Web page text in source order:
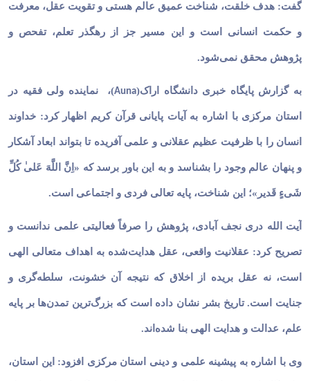
گفت: هدف خلقت، شناخت عمیق عالم هستی و تقویت عقل، معرفت
و حکمت انسانی است و این مسیر جز از رهگذر تعلم، تفحص و
پژوهش محقق نمی‌شود.
به گزارش پایگاه خبری دانشگاه اراک(Auna)، نماینده ولی فقیه در
استان مرکزی با اشاره به آیات پایانی قرآن کریم اظهار کرد: خداوند
انسان را با ظرفیت عظیم عقلانی و علمی آفریده تا بتواند ابعاد آشکار
و پنهان عالم وجود را بشناسد و به این باور برسد که «اِنَّ اللَّهَ عَلی کُلِّ
شَیءٍ قَدیر»؛ این شناخت، پایه تعالی فردی و اجتماعی است.
آیت الله دری نجف آبادی، پژوهش را صرفاً فعالیتی علمی ندانست و
تصریح کرد: عقلانیت واقعی، عقل هدایت‌شده به اهداف متعالی الهی
است، نه عقل بریده از اخلاق که نتیجه آن خشونت، سلطه‌گری و
جنایت است. تاریخ بشر نشان داده است که بزرگ‌ترین تمدن‌ها بر پایه
علم، عدالت و هدایت الهی بنا شده‌اند.
وی با اشاره به پیشینه علمی و دینی استان مرکزی افزود: این استان،